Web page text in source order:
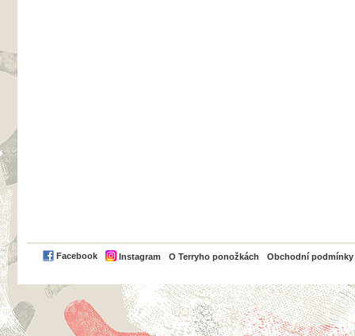
Facebook Instagram O Terryho ponožkách Obchodní podmínky
PayPal